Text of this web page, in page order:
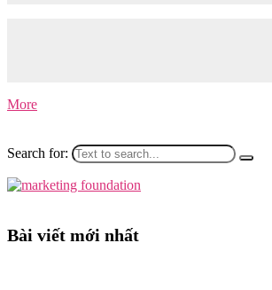
More
Search for:
Bài viết mới nhất